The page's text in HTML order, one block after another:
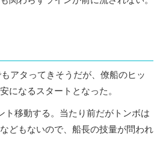
アタってきそうだが、僚船のヒッ
になるスタートとなった。
移動する。当たり前だがトンボは
どもないので、船長の技量が問われ